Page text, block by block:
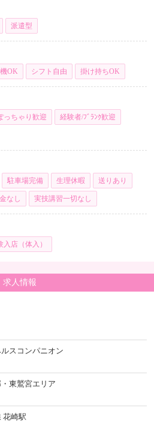
派遣型
OK シフト自由 掛け持ちOK
っちゃり歓迎 経験者/ﾌﾞﾗﾝｸ歓迎
駐車場完備 生理休暇 送りあり
なし 実技講習一切なし
入店（体入）
求人情報
スコンパニオン
東鷲宮エリア
花崎駅